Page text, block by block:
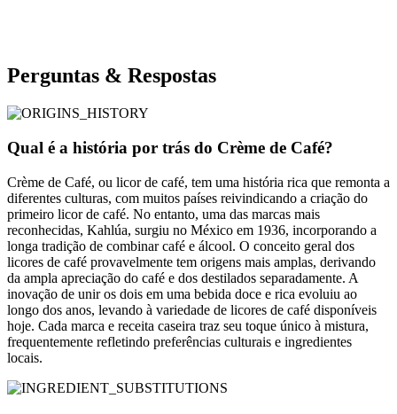
Perguntas & Respostas
Qual é a história por trás do Crème de Café?
Crème de Café, ou licor de café, tem uma história rica que remonta a
diferentes culturas, com muitos países reivindicando a criação do
primeiro licor de café. No entanto, uma das marcas mais
reconhecidas, Kahlúa, surgiu no México em 1936, incorporando a
longa tradição de combinar café e álcool. O conceito geral dos
licores de café provavelmente tem origens mais amplas, derivando
da ampla apreciação do café e dos destilados separadamente. A
inovação de unir os dois em uma bebida doce e rica evoluiu ao
longo dos anos, levando à variedade de licores de café disponíveis
hoje. Cada marca e receita caseira traz seu toque único à mistura,
frequentemente refletindo preferências culturais e ingredientes
locais.